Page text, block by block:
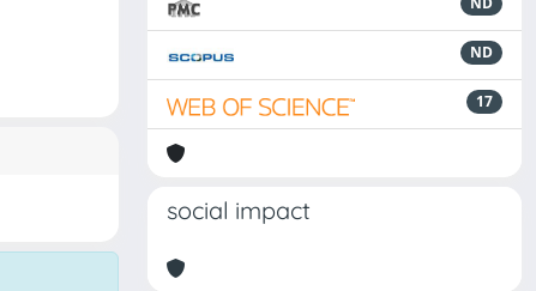
ND
17
social impact